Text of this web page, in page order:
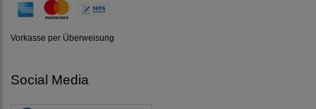
Vorkasse per Überweisung
Social Media